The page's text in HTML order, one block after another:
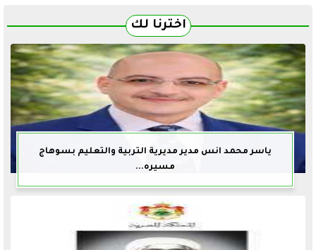
اخترنا لك
ياسر محمد انس مدير مديرية التربية والتعليم بسوهاج
مسيره...